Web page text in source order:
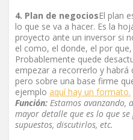
4. Plan de negociosEl plan
lo que se va a hacer. Es la
proyecto ante un inversor si
el como, el donde, el por
Probablemente quede
empezar a recorrerlo y habrá
pero sobre una base firme
ejemplo aquí hay un formato.
Función: Estamos avanzando,
mayor detalle que es lo que
supuestos, discutirlos, etc.